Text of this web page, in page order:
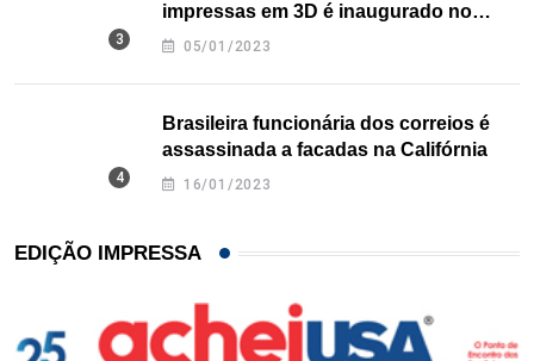
impressas em 3D é inaugurado no
Texas
05/01/2023
Brasileira funcionária dos correios é
assassinada a facadas na Califórnia
16/01/2023
EDIÇÃO IMPRESSA